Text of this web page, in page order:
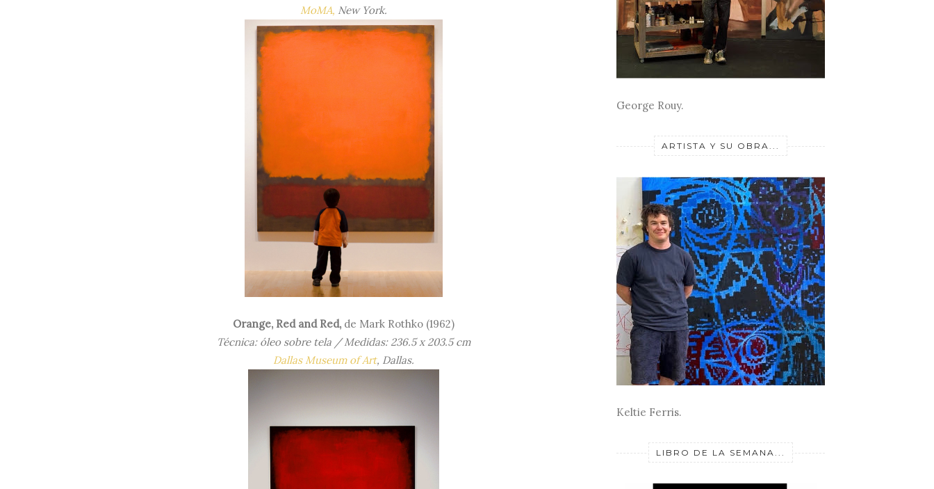
MoMA, New York.
Orange, Red and Red, de Mark Rothko (1962)
Técnica: óleo sobre tela / Medidas: 236.5 x 203.5 cm
Dallas Museum of Art, Dallas.
George Rouy.
ARTISTA Y SU OBRA...
Keltie Ferris.
LIBRO DE LA SEMANA...